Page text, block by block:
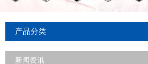
产品分类
新闻资讯